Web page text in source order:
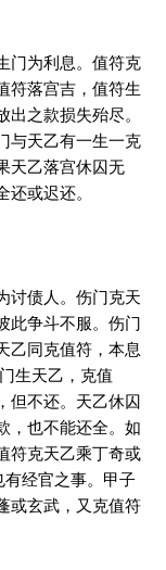
门为利息。值符克
符落宫吉，值符生
之款损失殆尽。
与天乙有一生一克
天乙落宫休囚无
或迟还。
讨债人。伤门克天
此争斗不服。伤门
乙同克值符，本息
生天乙，克值
但不还。天乙休囚
，也不能还全。如
符克天乙乘丁奇或
经官之事。甲子
或玄武，又克值符